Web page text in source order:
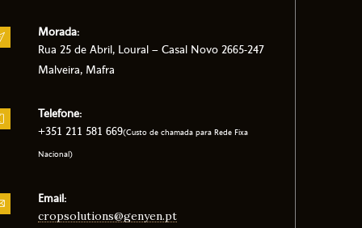
Morada:
Rua 25 de Abril, Loural – Casal Novo 2665-247
Malveira, Mafra
Telefone:
+351 211 581 669(Custo de chamada para Rede Fixa
Nacional)
Email:
cropsolutions@genyen.pt